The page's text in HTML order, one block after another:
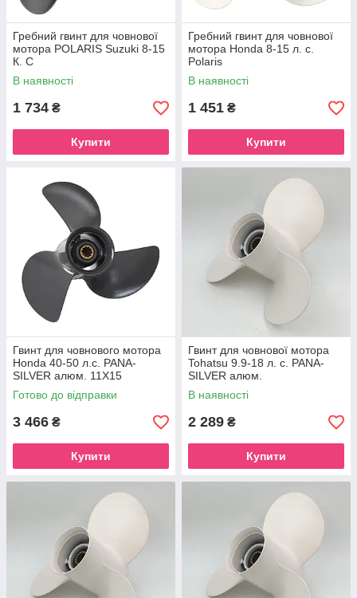
Гребний гвинт для човнової
мотора POLARIS Suzuki 8-15
К. С
В наявності
1 734 ₴
Купити
Гребний гвинт для човнової
мотора Honda 8-15 л. с.
Polaris
В наявності
1 451 ₴
Купити
Гвинт для човнового мотора
Honda 40-50 л.с. PANA-
SILVER алюм. 11X15
Готово до відправки
3 466 ₴
Купити
Гвинт для човнової мотора
Tohatsu 9.9-18 л. с. PANA-
SILVER алюм.
В наявності
2 289 ₴
Купити